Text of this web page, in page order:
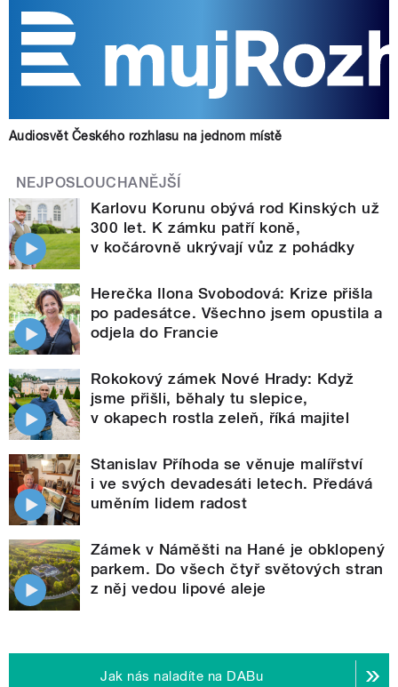
Audiosvět Českého rozhlasu na jednom místě
NEJPOSLOUCHANĚJŠÍ
Karlovu Korunu obývá rod Kinských už
300 let. K zámku patří koně,
v kočárovně ukrývají vůz z pohádky
Herečka Ilona Svobodová: Krize přišla
po padesátce. Všechno jsem opustila a
odjela do Francie
Rokokový zámek Nové Hrady: Když
jsme přišli, běhaly tu slepice,
v okapech rostla zeleň, říká majitel
Stanislav Příhoda se věnuje malířství
i ve svých devadesáti letech. Předává
uměním lidem radost
Zámek v Náměšti na Hané je obklopený
parkem. Do všech čtyř světových stran
z něj vedou lipové aleje
Jak nás naladíte na DABu